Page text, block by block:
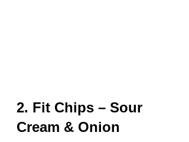
2. Fit Chips – Sour
Cream & Onion